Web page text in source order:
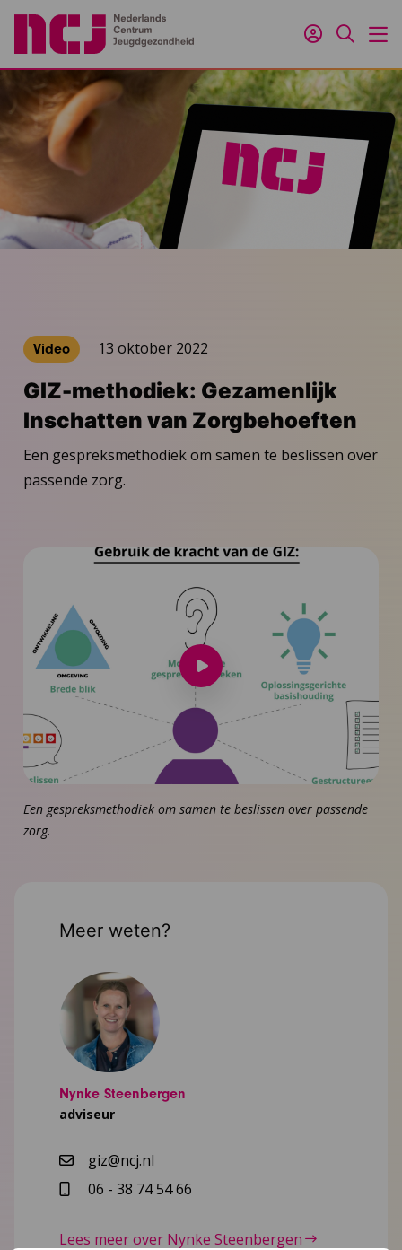
Inloggen
Zoeken
Video 13 oktober 2022
GIZ-methodiek: Gezamenlijk
Inschatten van Zorgbehoeften
Een gespreksmethodiek om samen te beslissen over
passende zorg.
Speel
video
Een gespreksmethodiek om samen te beslissen over passende
zorg.
Meer weten?
Nynke Steenbergen
adviseur
giz@ncj.nl
06 - 38 74 54 66
Lees meer over Nynke Steenbergen